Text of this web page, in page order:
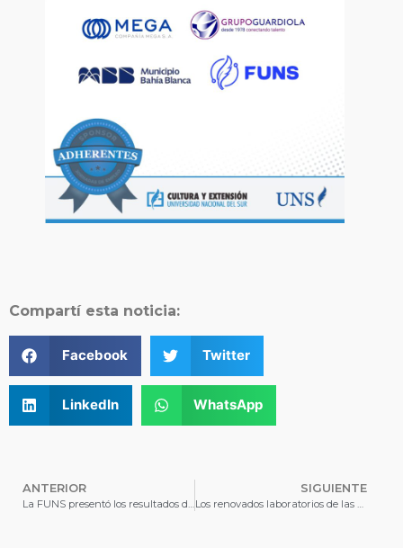
Compartí esta noticia:
Facebook Twitter
LinkedIn WhatsApp
ANTERIOR SIGUIENTE